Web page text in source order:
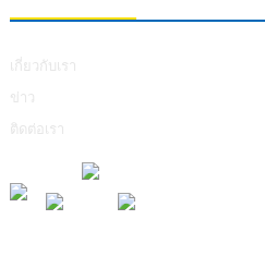
เกี่ยวกับเรา
ข่าว
ติดต่อเรา